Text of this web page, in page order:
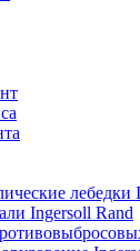
лебедки
Ingersoll Rand